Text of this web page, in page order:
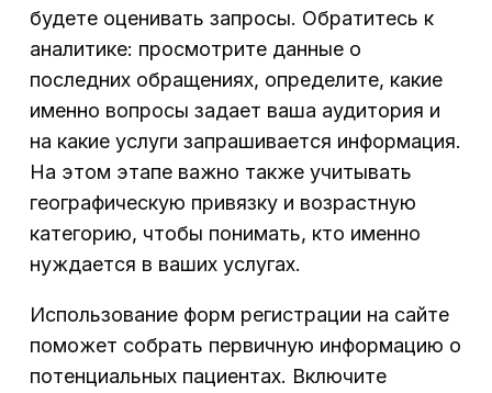
будете оценивать запросы. Обратитесь к
аналитике: просмотрите данные о
последних обращениях, определите, какие
именно вопросы задает ваша аудитория и
на какие услуги запрашивается информация.
На этом этапе важно также учитывать
географическую привязку и возрастную
категорию, чтобы понимать, кто именно
нуждается в ваших услугах.
Использование форм регистрации на сайте
поможет собрать первичную информацию о
потенциальных пациентах. Включите